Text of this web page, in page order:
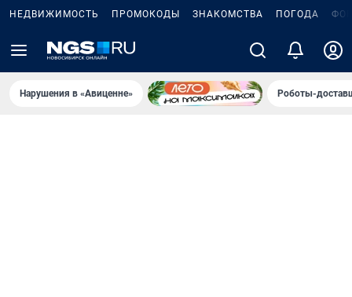
НЕДВИЖИМОСТЬ ПРОМОКОДЫ ЗНАКОМСТВА ПОГОДА
Нарушения в «Авиценне» Роботы-